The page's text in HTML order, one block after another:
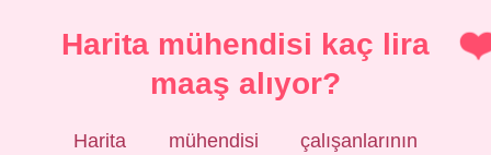
Harita mühendisi kaç lira
maaş alıyor?
Harita mühendisi çalışanlarının